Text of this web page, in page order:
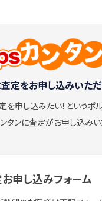
定をお申し込みいただ
を申し込みたい！ というポ
タンに査定がお申し込みい
申し込みフォーム